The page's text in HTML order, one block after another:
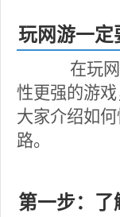
玩网游一定
在玩网
性更强的游
大家介绍如
路。
第一步：了